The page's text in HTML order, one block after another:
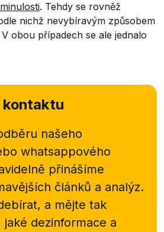
minulosti. Tehdy se rovněž
nichž nevybíravým způsobem
obou případech se ale jednalo
našeho
whatsappového
přinášíme
článků a analýz.
a mějte tak
dezinformace a